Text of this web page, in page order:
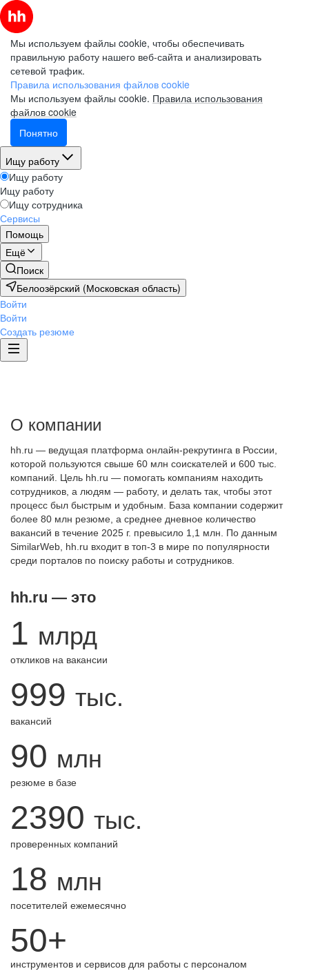
Мы используем файлы cookie, чтобы обеспечивать
правильную работу нашего веб-сайта и анализировать
сетевой трафик.
Правила использования файлов cookie
Мы используем файлы cookie. Правила использования
файлов cookie
Понятно
Ищу работу
Ищу работу
Ищу работу
Ищу сотрудника
Сервисы
Помощь
Ещё
Поиск
Белоозёрский (Московская область)
Войти
Войти
Создать резюме
О компании
hh.ru — ведущая платформа онлайн-рекрутинга в России,
которой пользуются свыше 60 млн соискателей и 600 тыс.
компаний. Цель hh.ru — помогать компаниям находить
сотрудников, а людям — работу, и делать так, чтобы этот
процесс был быстрым и удобным. База компании содержит
более 80 млн резюме, а среднее дневное количество
вакансий в течение 2025 г. превысило 1,1 млн. По данным
SimilarWeb, hh.ru входит в топ-3 в мире по популярности
среди порталов по поиску работы и сотрудников.
hh.ru — это
1 млрд
откликов на вакансии
999 тыс.
вакансий
90 млн
резюме в базе
2390 тыс.
проверенных компаний
18 млн
посетителей ежемесячно
50+
инструментов и сервисов для работы с персоналом